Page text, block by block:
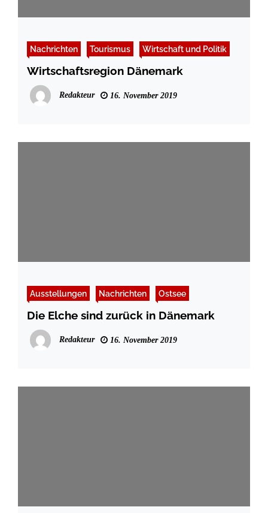
Nachrichten Tourismus Wirtschaft und Politik
Wirtschaftsregion Dänemark
Redakteur 16. November 2019
Ausstellungen Nachrichten Ostsee
Die Elche sind zurück in Dänemark
Redakteur 16. November 2019